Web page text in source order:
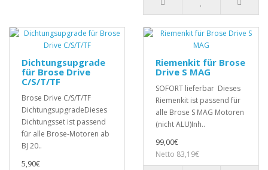
Dichtungsupgrade
für Brose Drive
C/S/T/TF
Brose Drive C/S/T/TF
DichtungsupgradeDieses
Dichtungsset ist passend
für alle Brose-Motoren ab
BJ 20..
5,90€
Riemenkit für Brose
Drive S MAG
SOFORT lieferbar Dieses
Riemenkit ist passend für
alle Brose S MAG Motoren
(nicht ALU)Inh..
99,00€
Netto 83,19€